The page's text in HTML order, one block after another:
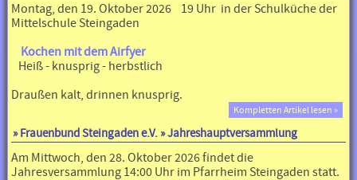
Montag, den 19. Oktober 2026 19 Uhr in der Schulküche der
Mittelschule Steingaden
Kochen mit dem Airfyer
Heiß - knusprig - herbstlich
Draußen kalt, drinnen knusprig.
Kompletten Artikel lesen »
»Frauenbund Steingaden e.V. » Jahreshauptversammlung
Am Mittwoch, den 28. Oktober 2026 findet die
Jahresversammlung 14:00 Uhr im Pfarrheim Steingaden statt.